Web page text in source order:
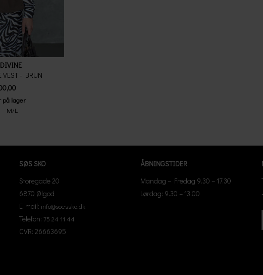
på lager
M/L
VEST - BRUN
SØS SKO
Storegade 20
6870 Ølgod
E-mail: info@soessko.dk
Telefon: 75 24 11 44
CVR: 26663695
ÅBNINGSTIDER
Mandag – Fredag 9.30 – 17.30
Lørdag: 9.30 – 13.00